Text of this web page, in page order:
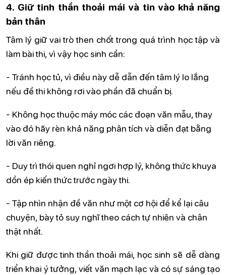
4. Giữ tinh thần thoải mái và tin vào khả năng
bản thân
Tâm lý giữ vai trò then chốt trong quá trình học tập và
làm bài thi, vì vậy học sinh cần:
- Tránh học tủ, vì điều này dễ dẫn đến tâm lý lo lắng
nếu đề thi không rơi vào phần đã chuẩn bị.
- Không học thuộc máy móc các đoạn văn mẫu, thay
vào đó hãy rèn khả năng phân tích và diễn đạt bằng
lời văn riêng.
- Duy trì thói quen nghỉ ngơi hợp lý, không thức khuya
dồn ép kiến thức trước ngày thi.
- Tập nhìn nhận đề văn như một cơ hội để kể lại câu
chuyện, bày tỏ suy nghĩ theo cách tự nhiên và chân
thật nhất.
Khi giữ được tinh thần thoải mái, học sinh sẽ dễ dàng
triển khai ý tưởng, viết văn mạch lạc và có sự sáng tạo